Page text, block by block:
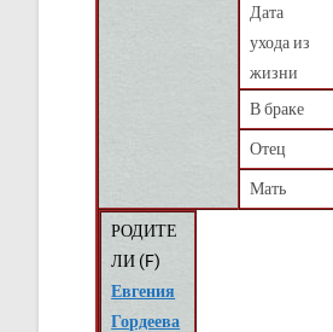
Дата
ухода из
жизни
В браке
Отец
Мать
РОДИТЕ
ЛИ (F)
Евгения
Гордеева